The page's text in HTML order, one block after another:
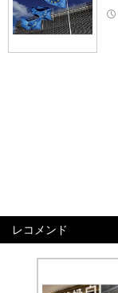
レコメンド